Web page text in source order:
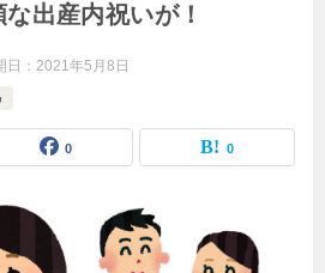
出産内祝いが！
日： 2021年5月8日
0 0